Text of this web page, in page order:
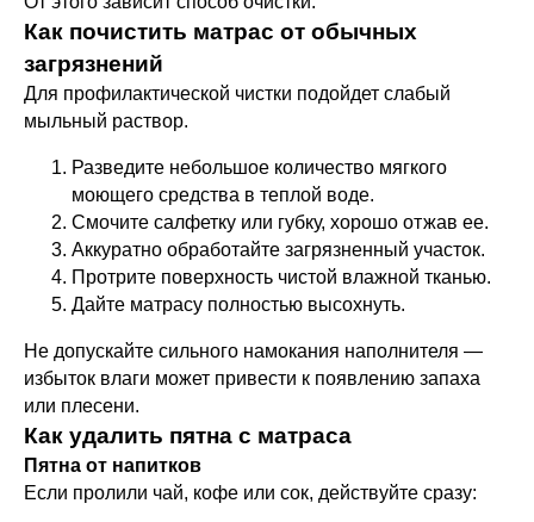
Как почистить матрас от обычных
загрязнений
Для профилактической чистки подойдет слабый
мыльный раствор.
Разведите небольшое количество мягкого
моющего средства в теплой воде.
Смочите салфетку или губку, хорошо отжав ее.
Аккуратно обработайте загрязненный участок.
Протрите поверхность чистой влажной тканью.
Дайте матрасу полностью высохнуть.
Не допускайте сильного намокания наполнителя —
избыток влаги может привести к появлению запаха
или плесени.
Как удалить пятна с матраса
Пятна от напитков
Если пролили чай, кофе или сок, действуйте сразу: